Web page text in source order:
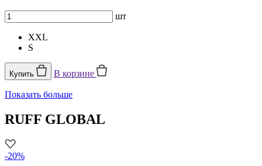
шт
XXL
S
Купить В корзине
Показать больше
RUFF GLOBAL
-20%